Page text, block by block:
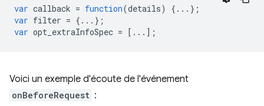
var callback = function(details)
{...};
var filter = {...};
var opt_extraInfoSpec = [...];
Voici un exemple d'écoute de l'événement
onBeforeRequest :